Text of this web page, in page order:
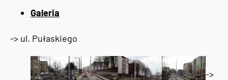
Galeria
-> ul. Pułaskiego
->